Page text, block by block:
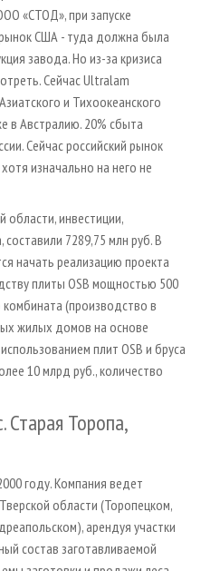
«СТОД», при запуске
США - туда должна была
завода. Но из-за кризиса
Сейчас Ultralam
и Тихоокеанского
в Австралию. 20% сбыта
Сейчас российский рынок
изначально на него не
области, инвестиции,
7289,75 млн руб. В
начать реализацию проекта
плиты OSB мощностью 500
(производство в
жилых домов на основе
плит OSB и бруса
10 млрд руб., количество
Торопа,
году. Компания ведет
области (Торопецком,
арендуя участки
состав заготавливаемой